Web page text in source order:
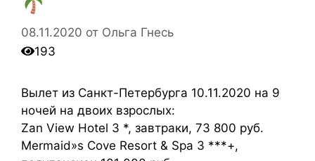
08.11.2020 от Ольга Гнесь
193
Вылет из Санкт-Петербурга 10.11.2020 на 9
ночей на двоих взрослых:
Zan View Hotel 3 *, завтраки, 73 800 руб.
Mermaid»s Cove Resort & Spa 3 ***+,